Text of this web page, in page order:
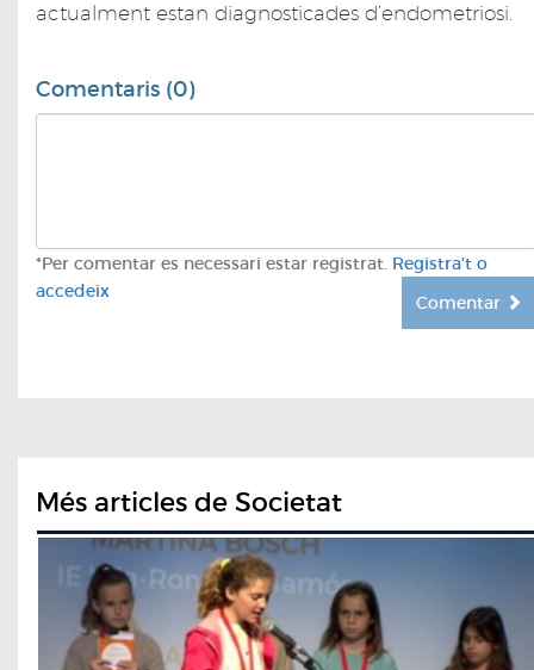
actualment estan diagnosticades d’endometriosi.
Comentaris (0)
*Per comentar es necessari estar registrat. Registra't o
accedeix
Comentar
Més articles de Societat